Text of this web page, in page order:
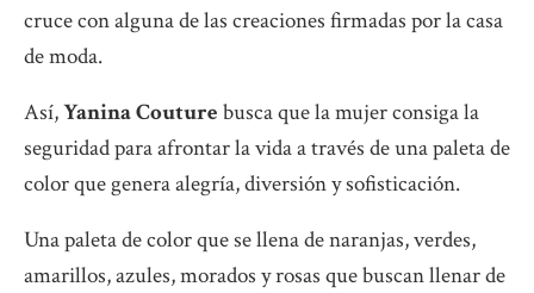
cruce con alguna de las creaciones firmadas por la casa
de moda.
Así,Yanina Couture busca que la mujer consiga la
seguridad para afrontar la vida a través de una paleta de
color que genera alegría, diversión y sofisticación.
Una paleta de color que se llena de naranjas, verdes,
amarillos, azules, morados y rosas que buscan llenar de